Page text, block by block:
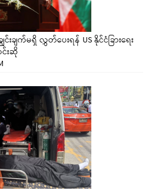
းချက်မရှိ လွှတ်ပေးရန် US နိုင်ငံခြားရေး
းဆို